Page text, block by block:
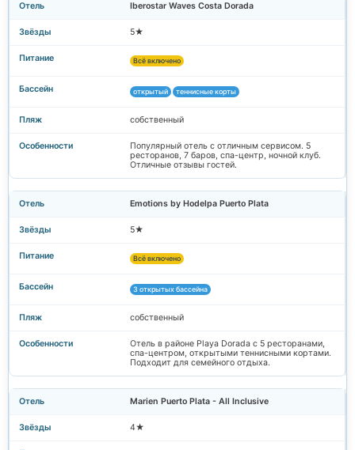
Iberostar Waves Costa Dorada
5★
Всё включено
открытый теннисные корты
собственный
Популярный отель с отличным сервисом. 5
ресторанов, 7 баров, спа-центр, ночной клуб.
Отличные отзывы гостей.
Emotions by Hodelpa Puerto Plata
5★
Всё включено
3 открытых бассейна
собственный
Отель в районе Playa Dorada с 5 ресторанами,
спа-центром, открытыми теннисными кортами.
Подходит для семейного отдыха.
Marien Puerto Plata - All Inclusive
4★